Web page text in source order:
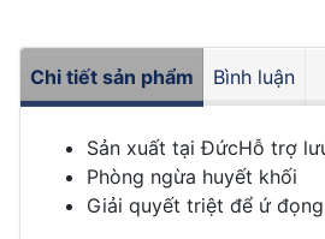
Chi tiết sản phẩm Bình luận
Sản xuất tại ĐứcHỗ trợ
Phòng ngừa huyết khối
Giải quyết triệt để ứ